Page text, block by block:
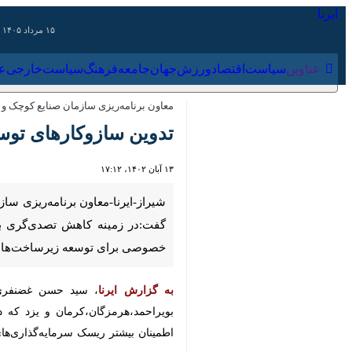
عناوین‌ سیاست اقتصاد ورزش جهان جامعه فرهنگ
معاون برنامه‌ریزی سازمان صنایع کوچک و
تدوین سازوکارهای